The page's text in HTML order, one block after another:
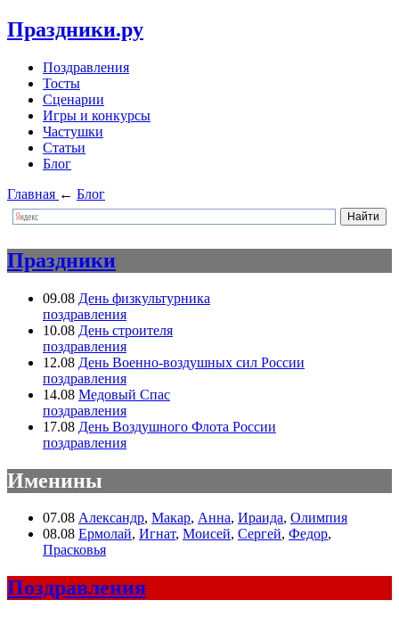
Праздники.ру
Поздравления
Тосты
Сценарии
Игры и конкурсы
Частушки
Статьи
Блог
Главная ← Блог
Праздники
09.08 День физкультурника
поздравления
10.08 День строителя
поздравления
12.08 День Военно-воздушных сил России
поздравления
14.08 Медовый Спас
поздравления
17.08 День Воздушного Флота России
поздравления
Именины
07.08 Александр, Макар, Анна, Ираида, Олимпия
08.08 Ермолай, Игнат, Моисей, Сергей, Федор,
Прасковья
Поздравления